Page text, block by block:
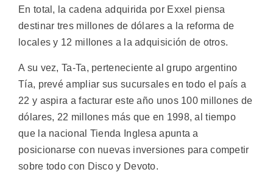
En total, la cadena adquirida por Exxel piensa
destinar tres millones de dólares a la reforma de
locales y 12 millones a la adquisición de otros.
A su vez, Ta-Ta, perteneciente al grupo argentino
Tía, prevé ampliar sus sucursales en todo el país a
22 y aspira a facturar este año unos 100 millones de
dólares, 22 millones más que en 1998, al tiempo
que la nacional Tienda Inglesa apunta a
posicionarse con nuevas inversiones para competir
sobre todo con Disco y Devoto.